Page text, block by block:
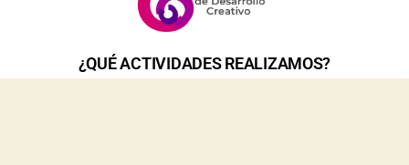
¿QUÉ ACTIVIDADES REALIZAMOS?